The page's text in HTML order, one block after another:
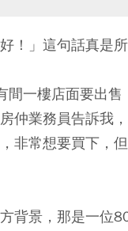
！」這句話真是所
間一樓店面要出售
仲業務員告訴我
非常想要買下，
背景，那是一位